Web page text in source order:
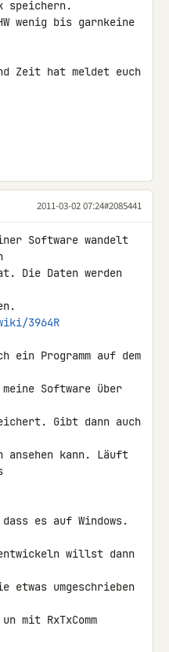
speichern.
wenig bis garnkeine
Zeit hat meldet euch
2011-03-02 07:24#2085441
Software wandelt
Die Daten werden
3964R
ein Programm auf dem
meine Software über
Gibt dann auch
kann. Läuft
es auf Windows.
willst dann
etwas umgeschrieben
mit RxTxComm